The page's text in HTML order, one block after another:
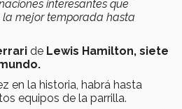
interesantes que
mejor temporada hasta
de Lewis Hamilton, siete
en la historia, habrá hasta
equipos de la parrilla.